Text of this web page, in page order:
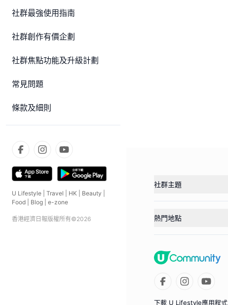
社群最強使用指南
社群創作有價企劃
社群焦點功能及升級計劃
常見問題
條款及細則
U Lifestyle Travel HK Beauty
Food
Blog e-zone
香港經濟日報版權所有©2026
社群主題
熱門地點
下載 U Lifestyle應用程式